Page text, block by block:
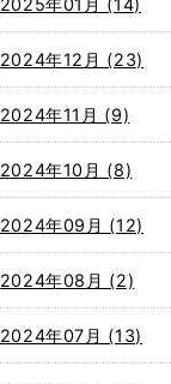
2025年01月 (14)
2024年12月 (23)
2024年11月 (9)
2024年10月 (8)
2024年09月 (12)
2024年08月 (2)
2024年07月 (13)